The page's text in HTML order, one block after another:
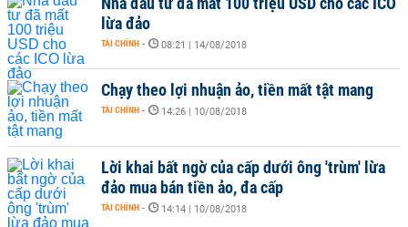
lừa đảo
TÀI CHÍNH - 08:21 | 14/08/2018
Chạy theo lợi nhuận ảo, tiền mất tật mang
TÀI CHÍNH - 14:26 | 10/08/2018
Lời khai bất ngờ của cấp dưới ông 'trùm' lừa
đảo mua bán tiền ảo, đa cấp
TÀI CHÍNH - 14:14 | 10/08/2018